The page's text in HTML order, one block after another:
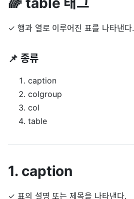
✓ 행과 열로 이루어진 표를 나타낸다.
📌 종류
caption
colgroup
col
table
1. caption
✓ 표의 설명 또는 제목을 나타낸다.